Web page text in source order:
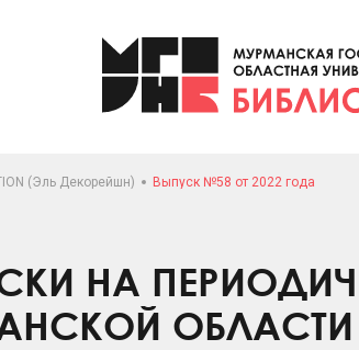
(Эль Декорейшн) Выпуск №58 от 2022 года
НА
ОБЛАСТИ